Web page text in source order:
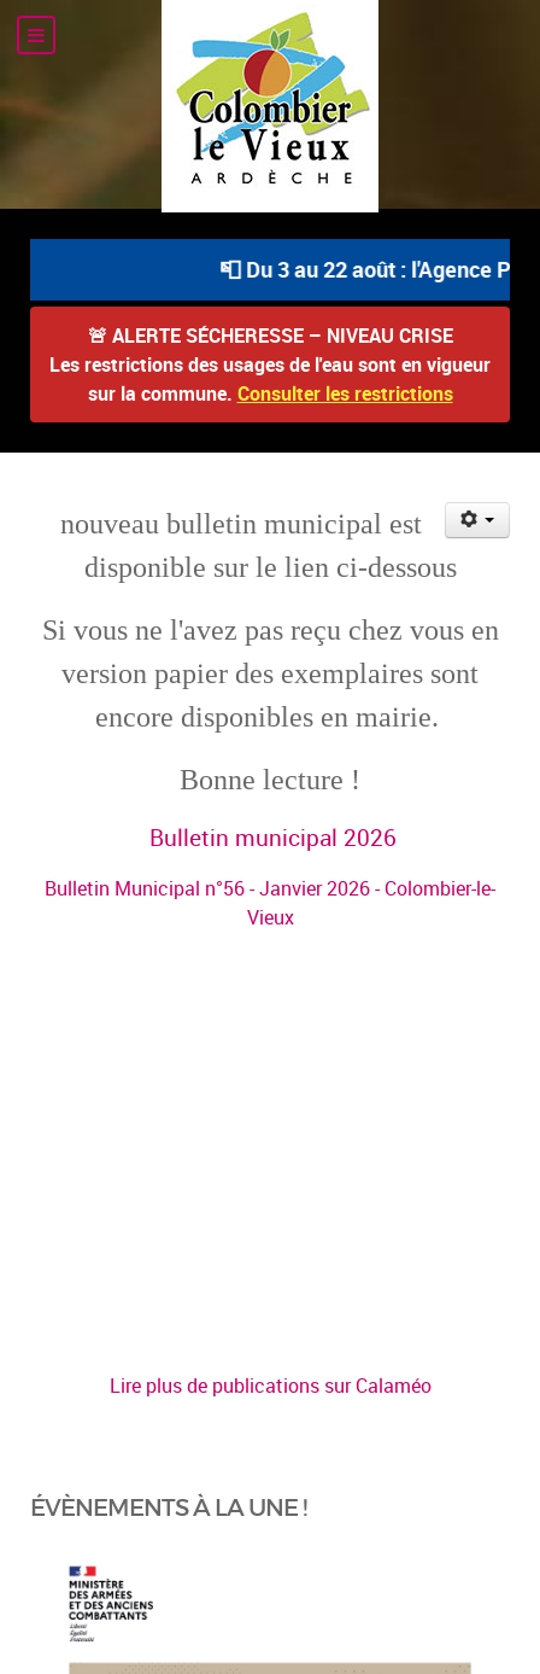
📮 Du 3 au 22 août : l'Agence
🚨 ALERTE SÉCHERESSE – NIVEAU CRISE
Les restrictions des usages de l'eau sont en vigueur
sur la commune. Consulter les restrictions
nouveau bulletin municipal est
disponible sur le lien ci-dessous
Si vous ne l'avez pas reçu chez vous en
version papier des exemplaires sont
encore disponibles en mairie.
Bonne lecture !
Bulletin municipal 2026
Bulletin Municipal n°56 - Janvier 2026 - Colombier-le-
Vieux
Lire plus de publications sur Calaméo
ÉVÈNEMENTS À LA UNE !